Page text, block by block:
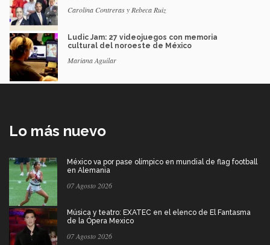
Carolina Contreras y Rebeca Ruiz
Ludic Jam: 27 videojuegos con memoria
cultural del noroeste de México
Mariana Aguilar
Lo más nuevo
México va por pase olímpico en mundial de flag football
en Alemania
07 Agosto 2026
Música y teatro: EXATEC en el elenco de El Fantasma
de la Ópera Mexico
07 Agosto 2026